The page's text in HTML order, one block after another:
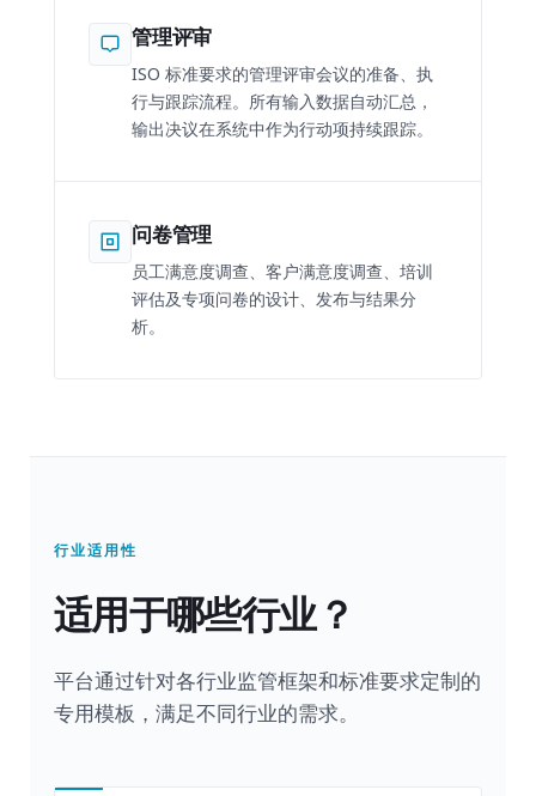
管理评审
ISO 标准要求的管理评审会议的准备、执
行与跟踪流程。所有输入数据自动汇总，
输出决议在系统中作为行动项持续跟踪。
问卷管理
员工满意度调查、客户满意度调查、培训
评估及专项问卷的设计、发布与结果分
析。
行业适用性
适用于哪些行业？
平台通过针对各行业监管框架和标准要求定制的
专用模板，满足不同行业的需求。